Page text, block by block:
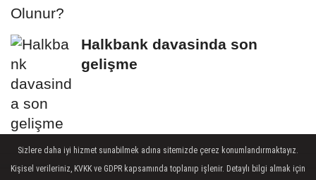
Halkbank davasinda son
gelişme
Sizlere daha iyi hizmet sunabilmek adına sitemizde çerez konumlandırmaktayız.
Kişisel verileriniz, KVKK ve GDPR kapsamında toplanıp işlenir. Detaylı bilgi almak için